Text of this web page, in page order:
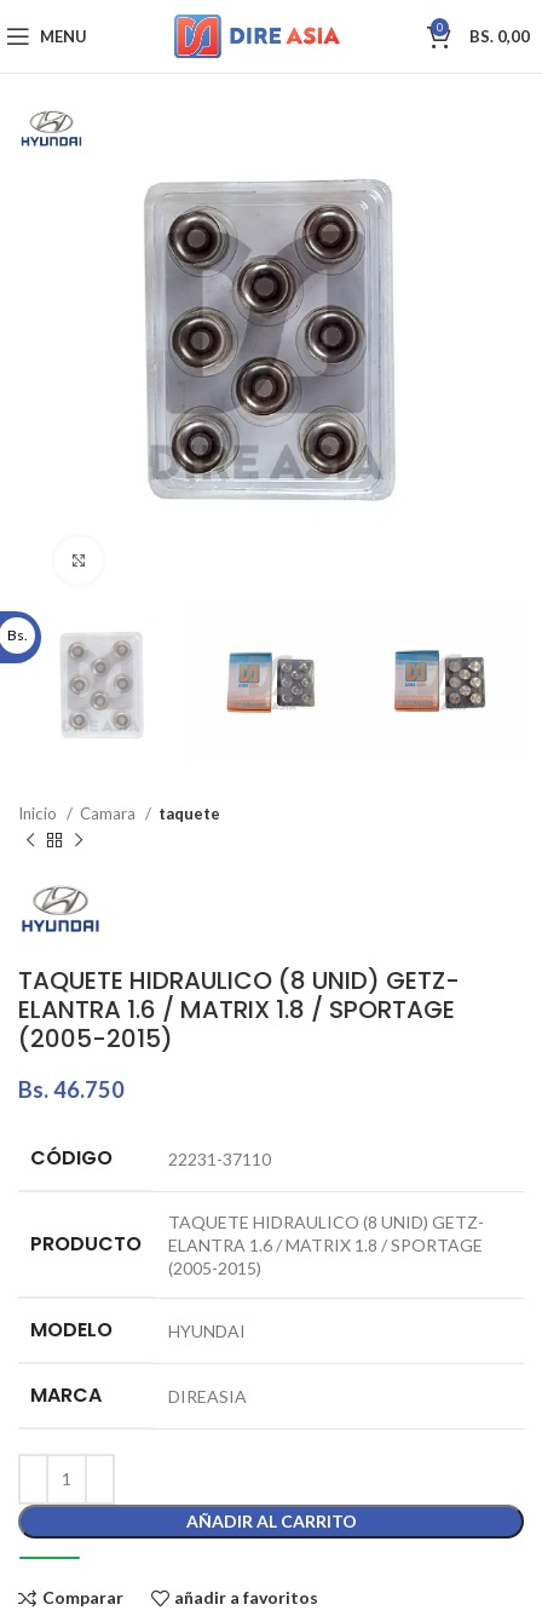
MENU 0 BS. 0,00
Inicio Camara taquete
TAQUETE HIDRAULICO (8 UNID) GETZ-
ELANTRA 1.6 / MATRIX 1.8 / SPORTAGE
(2005-2015)
Bs.46.750
CÓDIGO 22231-37110
PRODUCTO
TAQUETE HIDRAULICO (8 UNID) GETZ-
ELANTRA 1.6 / MATRIX 1.8 / SPORTAGE
(2005-2015)
MODELO HYUNDAI
MARCA DIREASIA
AÑADIR AL CARRITO
Comparar añadir a favoritos
Bs.